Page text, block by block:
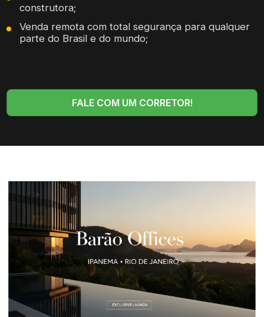
construtora;
Venda remota com total segurança para qualquer
parte do Brasil e do mundo;
FALE COM UM CORRETOR!